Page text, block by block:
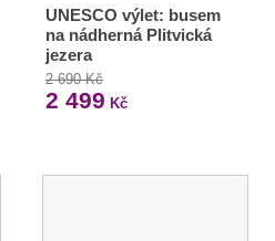
UNESCO výlet: busem
na nádherná Plitvická
jezera
2 690 Kč
2 499 Kč